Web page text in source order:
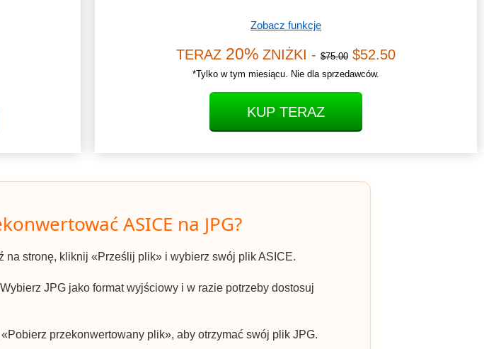
Zobacz funkcje
TERAZ 20% ZNIŻKI - $75.00 $52.50
*Tylko w tym miesiącu. Nie dla sprzedawców.
KUP TERAZ
ASICE na JPG?
na stronę, kliknij «Prześlij plik» i wybierz swój plik ASICE.
Wybierz JPG jako format wyjściowy i w razie potrzeby dostosuj
przekonwertowany plik», aby otrzymać swój plik JPG.